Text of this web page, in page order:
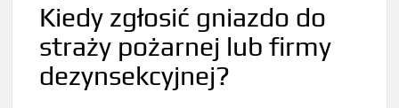
Kiedy zgłosić gniazdo do
straży pożarnej lub firmy
dezynsekcyjnej?